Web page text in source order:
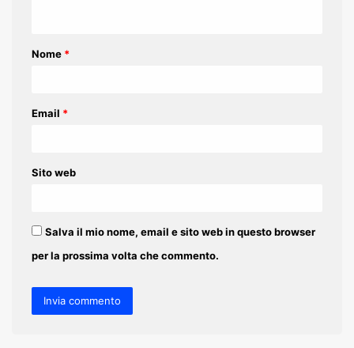
o
Nome *
Email *
Sito web
Salva il mio nome, email e sito web in questo browser
per la prossima volta che commento.